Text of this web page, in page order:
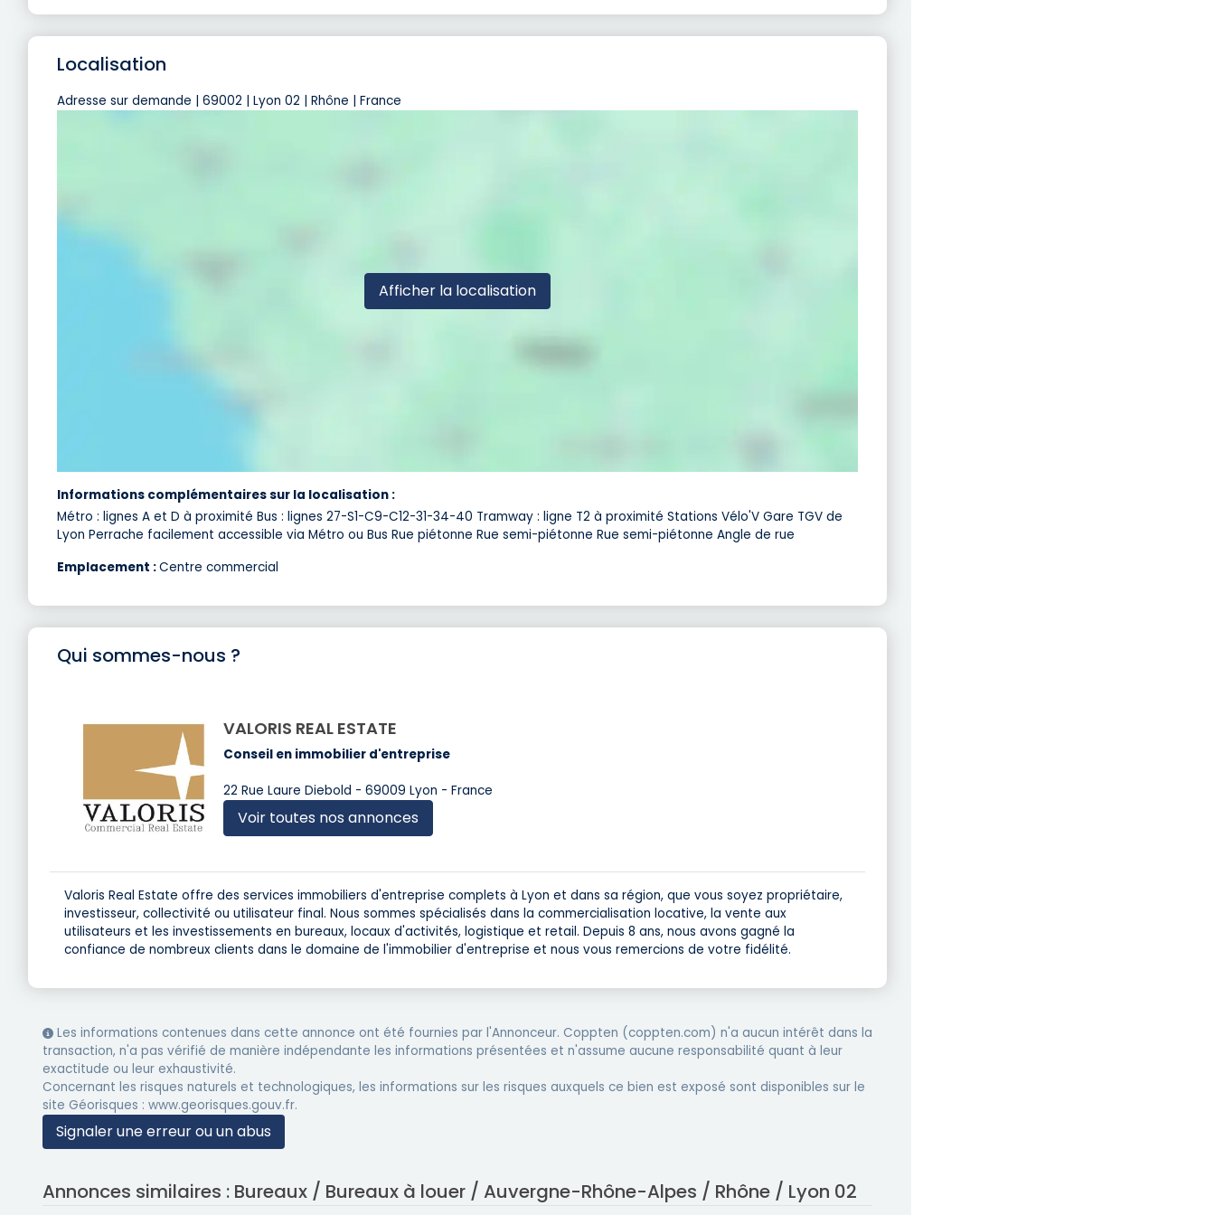
Localisation
Adresse sur demande | 69002 | Lyon 02 | Rhône | France
Afficher la localisation
Informations complémentaires sur la localisation :
Métro : lignes A et D à proximité Bus : lignes 27-S1-C9-C12-31-34-40 Tramway : ligne T2 à proximité Stations Vélo'V Gare TGV de
Lyon Perrache facilement accessible via Métro ou Bus Rue piétonne Rue semi-piétonne Rue semi-piétonne Angle de rue
Emplacement :Centre commercial
Qui sommes-nous ?
VALORIS REAL ESTATE
Conseil en immobilier d'entreprise
22 Rue Laure Diebold - 69009 Lyon - France
Voir toutes nos annonces
Valoris Real Estate offre des services immobiliers d'entreprise complets à Lyon et dans sa région, que vous soyez propriétaire,
investisseur, collectivité ou utilisateur final. Nous sommes spécialisés dans la commercialisation locative, la vente aux
utilisateurs et les investissements en bureaux, locaux d'activités, logistique et retail. Depuis 8 ans, nous avons gagné la
confiance de nombreux clients dans le domaine de l'immobilier d'entreprise et nous vous remercions de votre fidélité.
Les informations contenues dans cette annonce ont été fournies par l'Annonceur. Coppten (coppten.com) n'a aucun intérêt dans la
transaction, n'a pas vérifié de manière indépendante les informations présentées et n'assume aucune responsabilité quant à leur
exactitude ou leur exhaustivité.
Concernant les risques naturels et technologiques, les informations sur les risques auxquels ce bien est exposé sont disponibles sur le
site Géorisques : www.georisques.gouv.fr.
Signaler une erreur ou un abus
Annonces similaires : Bureaux / Bureaux à louer / Auvergne-Rhône-Alpes / Rhône / Lyon 02